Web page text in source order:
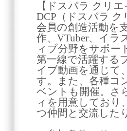
【ドスパラ クリ
DCP（ドスパラ
会員の創造活動を
作、VTuber、イラ
ィブ分野をサポー
第一線で活躍する
イブ動画を通じて
す。また、各種コ
ベントも開催。さ
ィを用意しており
つ仲間と交流した